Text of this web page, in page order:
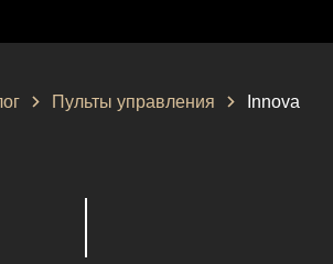
Пульты управления
Innova